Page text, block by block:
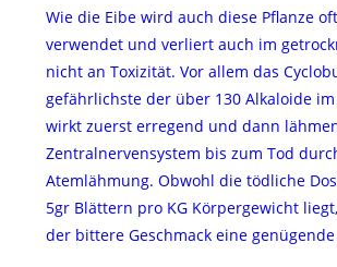
Wie die Eibe wird auch diese Pflanze
verwendet und verliert auch im
nicht an Toxizität. Vor allem das
gefährlichste der über 130 Alkaloide
wirkt zuerst erregend und dann
Zentralnervensystem bis zum Tod
Atemlähmung. Obwohl die tödliche
5gr Blättern pro KG Körpergewicht
der bittere Geschmack eine